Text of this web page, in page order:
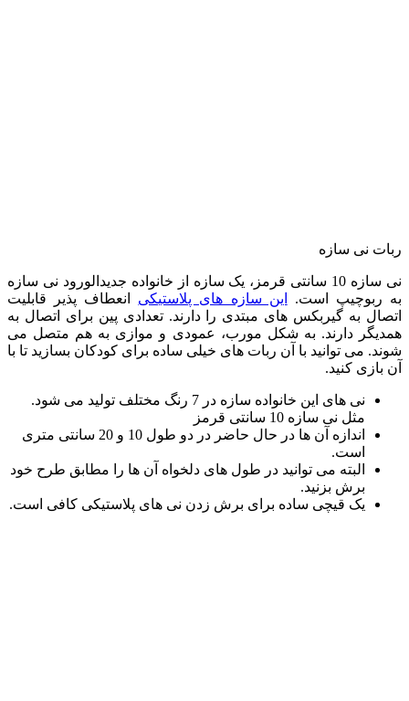
ربات نی سازه
نی سازه 10 سانتی قرمز، یک سازه از خانواده جدیدالورود نی سازه
به ربوچیپ است.
این سازه های پلاستیکی انعطاف پذیر قابلیت
اتصال به گیربکس های مبتدی را دارند. تعدادی پین برای اتصال به
همدیگر دارند. به شکل مورب، عمودی و موازی به هم متصل می
شوند. می توانید با آن ربات های خیلی ساده برای کودکان بسازید تا با
آن بازی کنید.
نی های این خانواده سازه در 7 رنگ مختلف تولید می شود.
مثل نی سازه 10 سانتی قرمز
اندازه آن ها در حال حاضر در دو طول 10 و 20 سانتی متری
است.
البته می توانید در طول های دلخواه آن ها را مطابق طرح خود
برش بزنید.
یک قیچی ساده برای برش زدن نی های پلاستیکی کافی است.